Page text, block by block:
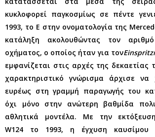
κυκλοφορεί παγκοσμίως σε πέντε
1993, το E στην ονοματολογία της
κατάληξη ακολουθώντας τον
οχήματος, ο οποίος ήταν για τον
εμφανίζεται στις αρχές της δεκαετίας
χαρακτηριστικό γνώρισμα άρχισε να
ευρέως στη γραμμή παραγωγής του
όχι μόνο στην ανώτερη βαθμίδα
αθλητικά μοντέλα. Με την
W124 το 1993, η έγχυση καυσίμου